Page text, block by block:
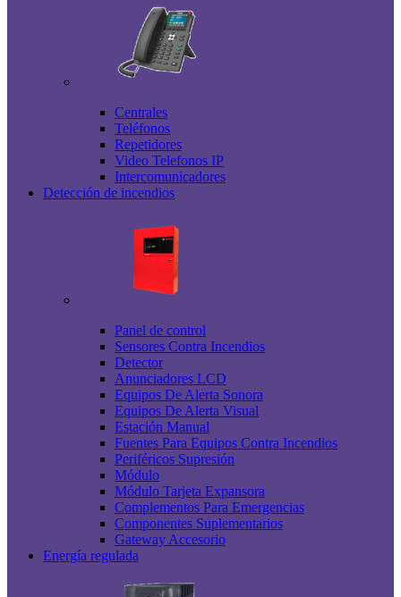
Centrales
Teléfonos
Repetidores
Video Telefonos IP
Intercomunicadores
Detección de incendios
Panel de control
Sensores Contra Incendios
Detector
Anunciadores LCD
Equipos De Alerta Sonora
Equipos De Alerta Visual
Estación Manual
Fuentes Para Equipos Contra Incendios
Periféricos Supresión
Módulo
Módulo Tarjeta Expansora
Complementos Para Emergencias
Componentes Suplementarios
Gateway Accesorio
Energía regulada